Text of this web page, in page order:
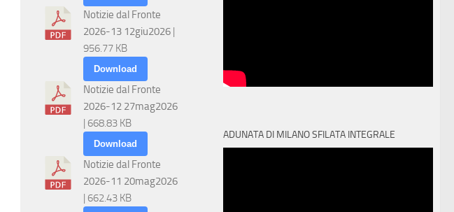
ADUNATA DI MILANO SFILATA INTEGRALE
Notizie dal Fronte
2026-13 12giu2026 |
956.77 KB
Download
Notizie dal Fronte
2026-12 27mag2026
| 668.83 KB
Download
Notizie dal Fronte
2026-11 20mag2026
| 662.43 KB